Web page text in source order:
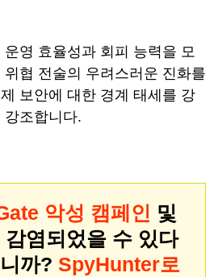
영 효율성과 회피 능력을 모
협 전술의 우려스러운 진화를
보안에 대한 경계 태세를 강
강조합니다.
악성 캠페인 및
염되었을 수 있다
까? SpyHunter로